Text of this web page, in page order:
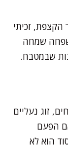
זכיתי
שמחה
שבמטבח.
זוג נעליים
הפעם
הוא לא